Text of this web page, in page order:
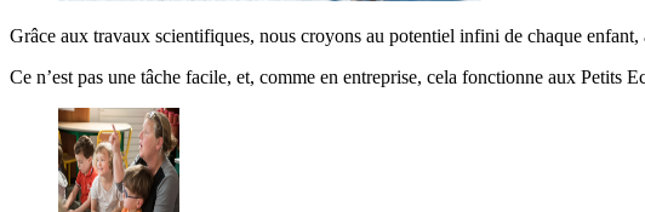
Grâce aux travaux scientifiques, nous croyons au potentiel infini de chaque
Ce n’est pas une tâche facile, et, comme en entreprise, cela fonctionne aux Petits